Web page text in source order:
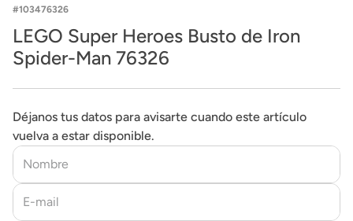
103476326
LEGO Super Heroes Busto de Iron
Spider-Man 76326
Déjanos tus datos para avisarte cuando este artículo
vuelva a estar disponible.